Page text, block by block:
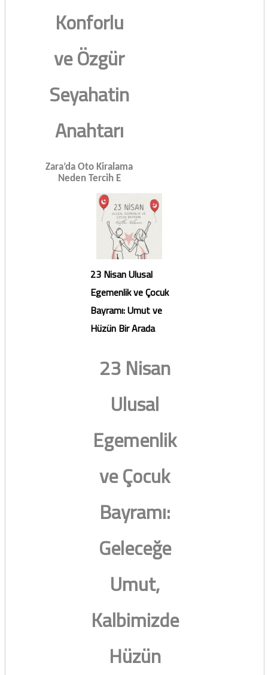
Konforlu
ve Özgür
Seyahatin
Anahtarı
Zara’da Oto Kiralama
Neden Tercih E
23 Nisan Ulusal
Egemenlik ve Çocuk
Bayramı: Umut ve
Hüzün Bir Arada
23 Nisan
Ulusal
Egemenlik
ve Çocuk
Bayramı:
Geleceğe
Umut,
Kalbimizde
Hüzün